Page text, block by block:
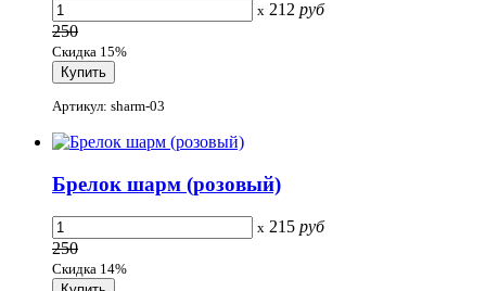
x 212 руб
250
Скидка 15%
Артикул: sharm-03
Брелок шарм (розовый)
x 215 руб
250
Скидка 14%